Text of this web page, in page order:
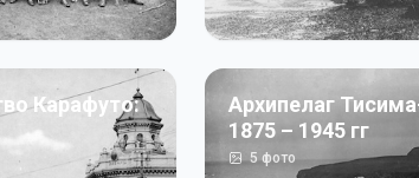
Карафуто:
Архипелаг
1875 – 1945 гг
5фото